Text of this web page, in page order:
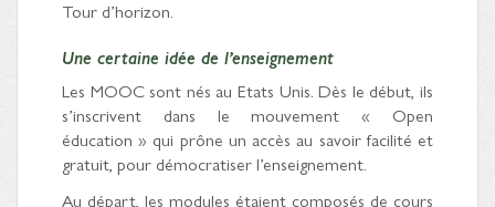
Tour d’horizon.
Une certaine idée de l’enseignement
Les MOOC sont nés au Etats Unis. Dès le début, ils
s’inscrivent dans le mouvement « Open
éducation » qui prône un accès au savoir facilité et
gratuit, pour démocratiser l’enseignement.
Au départ, les modules étaient composés de cours